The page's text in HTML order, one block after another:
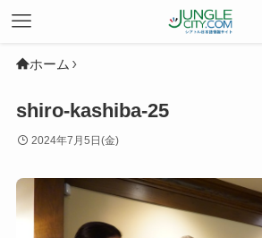
ホーム
shiro-kashiba-25
2024年7月5日(金)